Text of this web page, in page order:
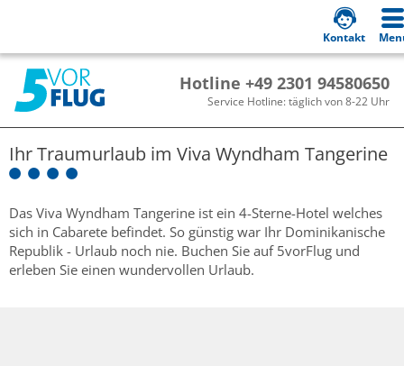
Hotline +49 2301 94580650
Service Hotline: täglich von 8-22 Uhr
Kontakt
Ihr Traumurlaub im Viva Wyndham Tangerine
Das Viva Wyndham Tangerine ist ein 4-Sterne-Hotel welches
sich in Cabarete befindet. So günstig war Ihr Dominikanische
Republik - Urlaub noch nie. Buchen Sie auf 5vorFlug und
erleben Sie einen wundervollen Urlaub.